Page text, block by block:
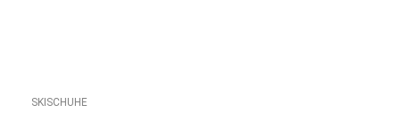
SKISCHUHE